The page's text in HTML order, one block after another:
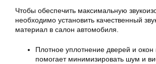
Чтобы обеспечить максимальную
необходимо установить качественный
материал в салон автомобиля.
Плотное уплотнение дверей и
помогает минимизировать шум и